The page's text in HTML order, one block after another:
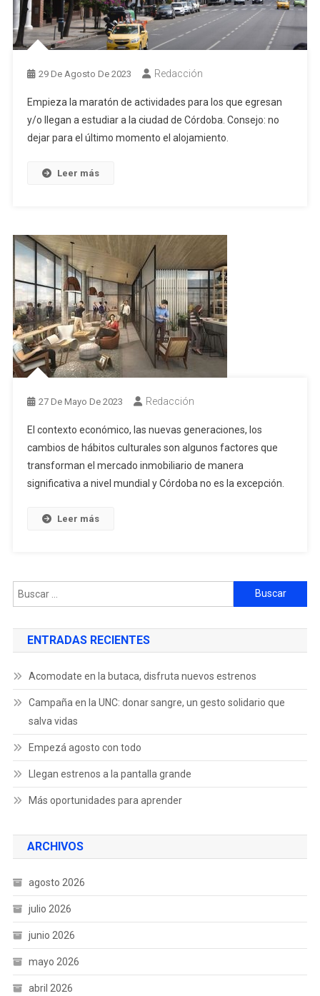
29 De Agosto De 2023 Redacción
Empieza la maratón de actividades para los que egresan
y/o llegan a estudiar a la ciudad de Córdoba. Consejo: no
dejar para el último momento el alojamiento.
Leer más
27 De Mayo De 2023 Redacción
El contexto económico, las nuevas generaciones, los
cambios de hábitos culturales son algunos factores que
transforman el mercado inmobiliario de manera
significativa a nivel mundial y Córdoba no es la excepción.
Leer más
ENTRADAS RECIENTES
Acomodate en la butaca, disfruta nuevos estrenos
Campaña en la UNC: donar sangre, un gesto solidario que
salva vidas
Empezá agosto con todo
Llegan estrenos a la pantalla grande
Más oportunidades para aprender
ARCHIVOS
agosto 2026
julio 2026
junio 2026
mayo 2026
abril 2026